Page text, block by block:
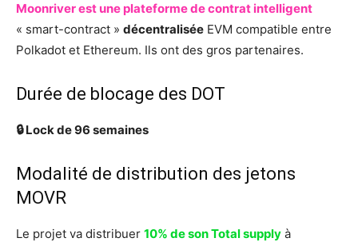
Moonriver est une plateforme de contrat intelligent
« smart-contract » décentralisée EVM compatible entre
Polkadot et Ethereum. Ils ont des gros partenaires.
Durée de blocage des DOT
🔒 Lock de 96 semaines
Modalité de distribution des jetons
MOVR
Le projet va distribuer 10% de son Total supply à